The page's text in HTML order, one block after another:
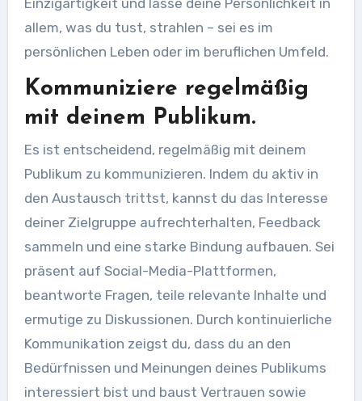
allem, was du tust, strahlen – sei es im
persönlichen Leben oder im beruflichen Umfeld.
Kommuniziere regelmäßig
mit deinem Publikum.
Es ist entscheidend, regelmäßig mit deinem
Publikum zu kommunizieren. Indem du aktiv in
den Austausch trittst, kannst du das Interesse
deiner Zielgruppe aufrechterhalten, Feedback
sammeln und eine starke Bindung aufbauen. Sei
präsent auf Social-Media-Plattformen,
beantworte Fragen, teile relevante Inhalte und
ermutige zu Diskussionen. Durch kontinuierliche
Kommunikation zeigst du, dass du an den
Bedürfnissen und Meinungen deines Publikums
interessiert bist und baust Vertrauen sowie